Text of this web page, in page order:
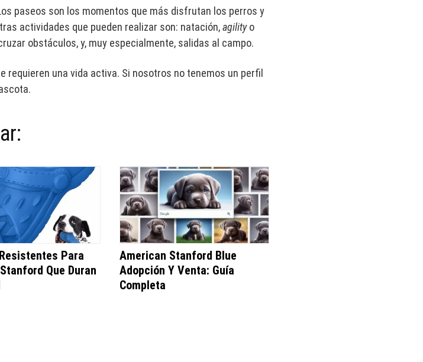
paseos son los momentos que más disfrutan los perros y
actividades que pueden realizar son: natación,agilityo
obstáculos, y, muy especialmente, salidas al campo.
requieren una vida activa. Si nosotros no tenemos un perfil
Para
Que Duran
American Stanford Blue
Adopción Y Venta: Guía
Completa